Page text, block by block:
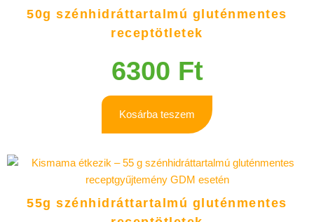
50g szénhidráttartalmú gluténmentes
receptötletek
6300 Ft
Kosárba teszem
55g szénhidráttartalmú gluténmentes